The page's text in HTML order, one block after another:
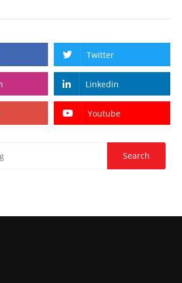
Twitter
Linkedin
Youtube